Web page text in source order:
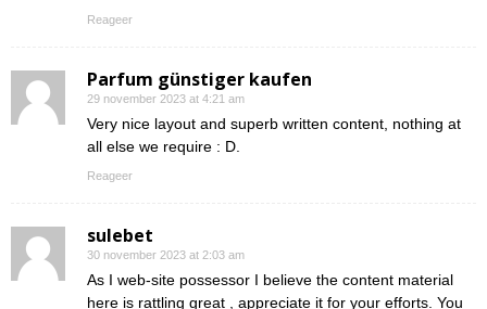
Reageer
Parfum günstiger kaufen
29 november 2023 at 4:21 am
Very nice layout and superb written content, nothing at
all else we require : D.
Reageer
sulebet
30 november 2023 at 2:03 am
As I web-site possessor I believe the content material
here is rattling great , appreciate it for your efforts. You